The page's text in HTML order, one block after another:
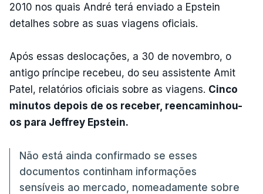
2010 nos quais André terá enviado a Epstein
detalhes sobre as suas viagens oficiais.
Após essas deslocações, a 30 de novembro, o
antigo príncipe recebeu, do seu assistente Amit
Patel, relatórios oficiais sobre as viagens. Cinco
minutos depois de os receber, reencaminhou-
os para Jeffrey Epstein.
Não está ainda confirmado se esses
documentos continham informações
sensíveis ao mercado, nomeadamente sobre